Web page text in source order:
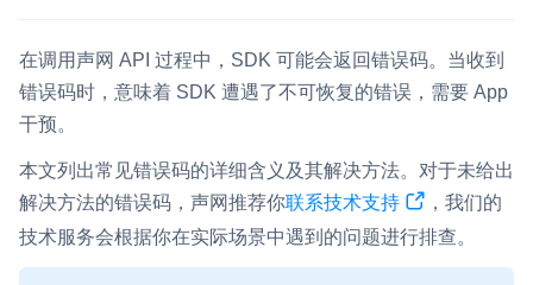
扩展性和更优秀的互动效果
实时消息
解决方案
即时通讯 IM NEW
一整套高可靠、低时延、高并发、安全、全球化的即时聊天云服
务。
小程序
Unity
Flutter
React Native
在调用声网 API 过程中，SDK 可能会返回错误码。当收到
错误码时，意味着 SDK 遭遇了不可恢复的错误，需要 App
干预。
本文列出常见错误码的详细含义及其解决方法。对于未给出
解决方法的错误码，声网推荐你联系技术支持
，我们的
技术服务会根据你在实际场景中遇到的问题进行排查。